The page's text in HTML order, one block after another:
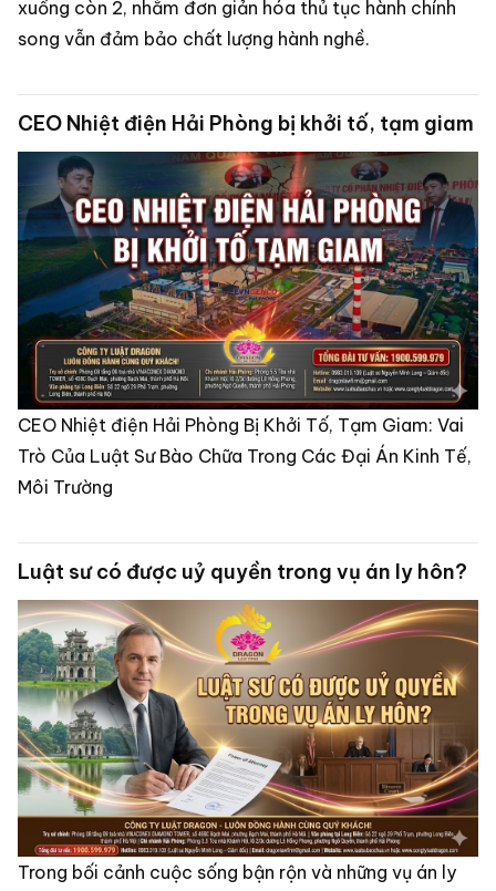
xuống còn 2, nhằm đơn giản hóa thủ tục hành chính
song vẫn đảm bảo chất lượng hành nghề.
CEO Nhiệt điện Hải Phòng bị khởi tố, tạm giam
CEO Nhiệt điện Hải Phòng Bị Khởi Tố, Tạm Giam: Vai
Trò Của Luật Sư Bào Chữa Trong Các Đại Án Kinh Tế,
Môi Trường
Luật sư có được uỷ quyền trong vụ án ly hôn?
Trong bối cảnh cuộc sống bận rộn và những vụ án ly